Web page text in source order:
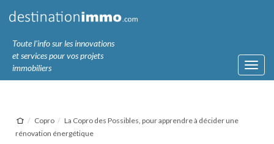
Toute l'info sur les innovations
et services pour vos projets
immobiliers
Copro
La Copro des Possibles, pour apprendre à décider une
rénovation énergétique